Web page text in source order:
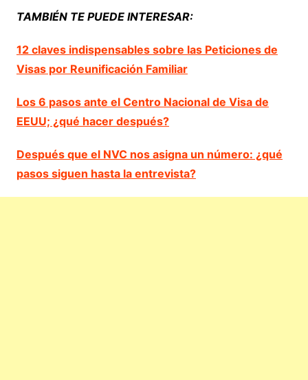
TAMBIÉN TE PUEDE INTERESAR:
12 claves indispensables sobre las Peticiones de
Visas por Reunificación Familiar
Los 6 pasos ante el Centro Nacional de Visa de
EEUU; ¿qué hacer después?
Después que el NVC nos asigna un número: ¿qué
pasos siguen hasta la entrevista?